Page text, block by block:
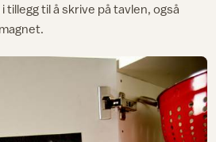
tillegg til å skrive på tavlen, også